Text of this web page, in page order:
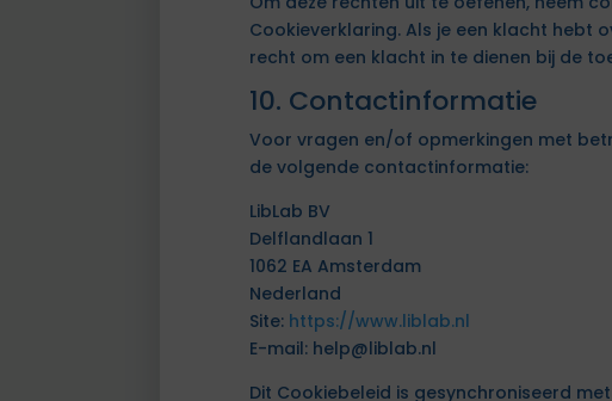
Cookieverklaring. Als je een klacht hebt
recht om een klacht in te dienen bij de
10. Contactinformatie
Voor vragen en/of opmerkingen met
de volgende contactinformatie:
LibLab BV
Delflandlaan 1
1062 EA Amsterdam
Nederland
Site: https://www.liblab.nl
E-mail: help@liblab.nl
Dit Cookiebeleid is gesynchroniseerd met